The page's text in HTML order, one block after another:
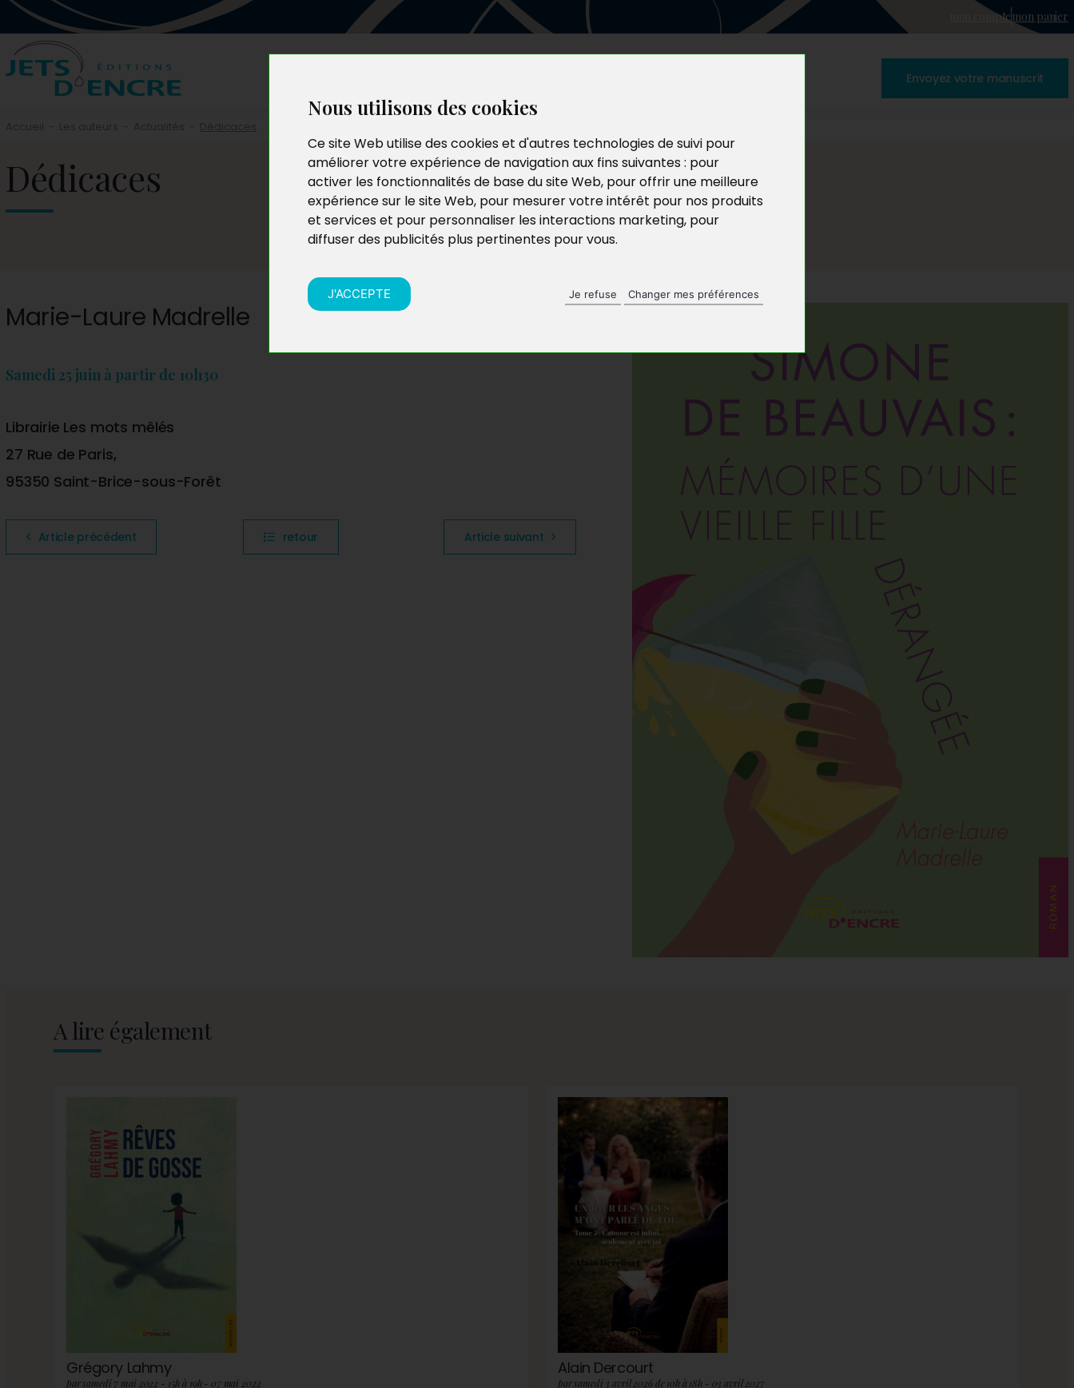
Nous utilisons des cookies
Ce site Web utilise des cookies et d'autres technologies de suivi pour
améliorer votre expérience de navigation aux fins suivantes : pour
activer les fonctionnalités de base du site Web, pour offrir une meilleure
expérience sur le site Web, pour mesurer votre intérêt pour nos produits
et services et pour personnaliser les interactions marketing, pour
diffuser des publicités plus pertinentes pour vous.
J'ACCEPTE Je refuse Changer mes préférences
mon comptemon panier
Envoyez votre manuscrit
Dédicaces
Marie-Laure Madrelle
Samedi 25 juin à partir de 10h30
Librairie Les mots mêlés
27 Rue de Paris,
95350 Saint-Brice-sous-Forêt
Article précédent retour Article suivant
A lire également
Grégory Lahmy
par samedi 7 mai 2022 - 15h à 19h - 07 mai 2022
Alain Dercourt
par samedi 3 avril 2026 de 10h à 18h - 03 avril 2027